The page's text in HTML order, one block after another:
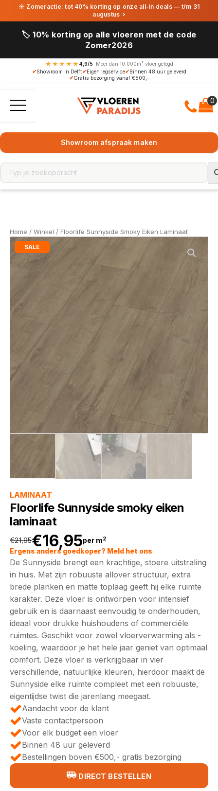
☀ Zomeractie: tot 40% korting op onze all-in deals — t/m 31
augustus ›
🏷️ 10% korting op alle vloeren met de code
Zomer2026
★★★★★ 4,9/5· Meer dan 10.000m² vloer gelegd
✔Showroom in Delft✔Eigen legservice✔Binnen 48 uur geleverd
✔Gratis bezorging vanaf €500,-
Showroom afspraak maken
Home / Winkel / Floorlife Sunnyside Smoky Eiken Laminaat
SALE
LAMINAAT
Floorlife Sunnyside smoky eiken
laminaat
€21,95
Oorspronkelijke
prijs
was:
€21,95.
€16,95
Huidige
prijs
is:
€16,95.
per m2
Ergens anders goedkoper? Meld het ons
De Sunnyside brengt een krachtige, stoere uitstraling
in huis. Met zijn robuuste allover structuur, extra
brede planken en matte toplaag geeft hij elke ruimte
karakter. Deze vloer is ontworpen voor intensief
gebruik en is daarnaast eenvoudig te onderhouden,
ideaal voor drukke huishoudens of commerciële
ruimtes. Geschikt voor zowel vloerverwarming als -
koeling, waardoor je het hele jaar geniet van optimaal
comfort. Deze vloer is verkrijgbaar in vier
verschillende, natuurlijke kleuren, hierdoor maakt de
Sunnyside elke ruimte compleet met een robuuste,
eigentijdse twist die jarenlang meegaat.
Aandacht voor de klant
Vaste contactpersoon
Voor elk budget een vloer
Binnen 48 uur geleverd
Bestellingen boven €500,- gratis bezorging
DIRECT BESTELLEN